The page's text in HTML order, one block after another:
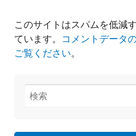
このサイトはスパムを低減
ています。 コメントデータ
ご覧ください。
検
索: